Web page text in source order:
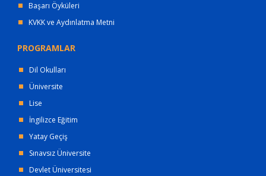
Başarı Öyküleri
KVKK ve Aydınlatma Metni
PROGRAMLAR
Dil Okulları
Üniversite
Lise
İngilizce Eğitim
Yatay Geçiş
Sınavsız Üniversite
Devlet Üniversitesi